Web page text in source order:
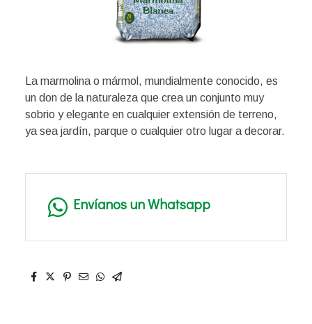
La marmolina o mármol, mundialmente conocido, es
un don de la naturaleza que crea un conjunto muy
sobrio y elegante en cualquier extensión de terreno,
ya sea jardín, parque o cualquier otro lugar a decorar.
Envíanos un Whatsapp